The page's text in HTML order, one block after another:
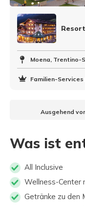
Moena, Trentino-
Familien-Services
Was ist
All Inclusive
Wellness-Center
Getränke zu den
Ausgehend